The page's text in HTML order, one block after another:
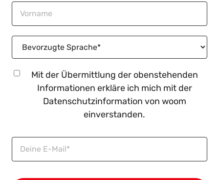
Mit der Übermittlung der obenstehenden
Informationen erkläre ich mich mit der
Datenschutzinformation von woom
einverstanden.